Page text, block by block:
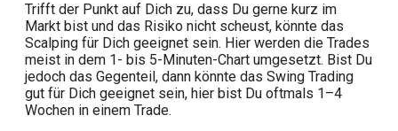
Trifft der Punkt auf Dich zu, dass Du gerne kurz im
Markt bist und das Risiko nicht scheust, könnte das
Scalping für Dich geeignet sein. Hier werden die Trades
meist in dem 1- bis 5-Minuten-Chart umgesetzt. Bist Du
jedoch das Gegenteil, dann könnte das Swing Trading
gut für Dich geeignet sein, hier bist Du oftmals 1–4
Wochen in einem Trade.